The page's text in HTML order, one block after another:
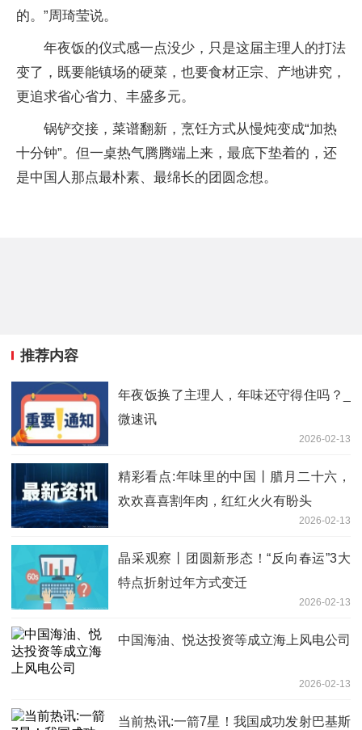
的。”周琦莹说。
年夜饭的仪式感一点没少，只是这届主理人的打法
变了，既要能镇场的硬菜，也要食材正宗、产地讲究，
更追求省心省力、丰盛多元。
锅铲交接，菜谱翻新，烹饪方式从慢炖变成“加热
十分钟”。但一桌热气腾腾端上来，最底下垫着的，还
是中国人那点最朴素、最绵长的团圆念想。
推荐内容
年夜饭换了主理人，年味还守得住吗？_
微速讯
2026-02-13
精彩看点:年味里的中国丨腊月二十六，
欢欢喜喜割年肉，红红火火有盼头
2026-02-13
晶采观察丨团圆新形态！“反向春运”3大
特点折射过年方式变迁
2026-02-13
中国海油、悦达投资等成立海上风电公司
2026-02-13
当前热讯:一箭7星！我国成功发射巴基斯